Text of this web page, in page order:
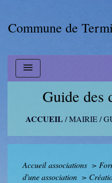
Commune de
menu
Guide des
ACCUEIL /MAIRIE/
Accueil associations >
d'une association >